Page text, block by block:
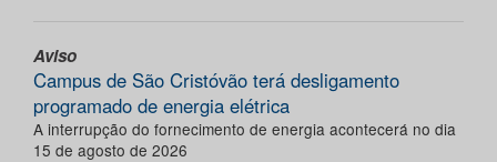
Aviso
Campus de São Cristóvão terá desligamento
programado de energia elétrica
A interrupção do fornecimento de energia acontecerá no dia
15 de agosto de 2026